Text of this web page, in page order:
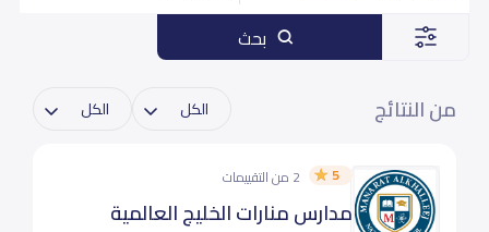
من النتائج
5 2 من التقييمات
مدارس منارات الخليج العالمية